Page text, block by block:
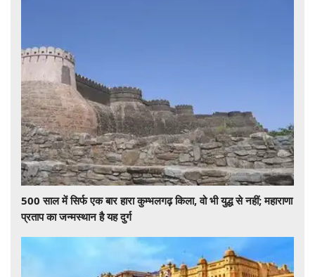
500 साल में सिर्फ एक बार हारा कुम्भलगढ़ किला, वो भी युद्ध से नहीं; महाराणा
प्रताप का जन्मस्थान है यह दुर्ग